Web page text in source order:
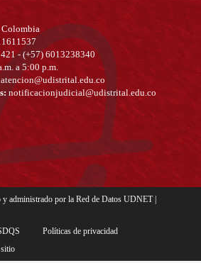
Colombia
- (+57) 6013238340
a 5:00 p.m.
atencion@udistrital.edu.co
notificacionjudicial@udistrital.edu.co
administrado por la Red de Datos UDNET |
Políticas de privacidad